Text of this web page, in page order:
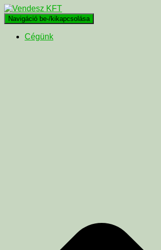
Navigáció be-/kikapcsolása
Cégünk